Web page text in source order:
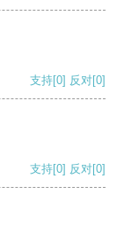
支持[0] 反对[0]
支持[0] 反对[0]